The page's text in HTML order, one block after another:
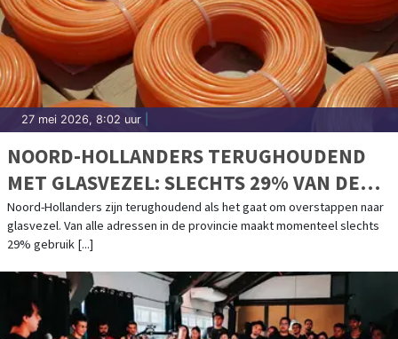
27 mei 2026, 8:02 uur
NOORD-HOLLANDERS TERUGHOUDEND
MET GLASVEZEL: SLECHTS 29% VAN DE
ADRESSEN IS ACTIEF
Noord-Hollanders zijn terughoudend als het gaat om overstappen naar
glasvezel. Van alle adressen in de provincie maakt momenteel slechts
29% gebruik [...]